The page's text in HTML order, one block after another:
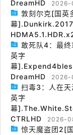
DreamHD
敦刻尔克[国英
幕
敢死队4：最
英字
幕
DreamHD
扫毒3：人在
英字
幕
CTRLHD
2026-
惊天魔盗团2[